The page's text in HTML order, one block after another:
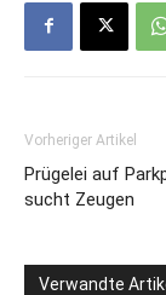
Vorheriger Artikel
Prügelei auf
sucht Zeugen
Verwandte